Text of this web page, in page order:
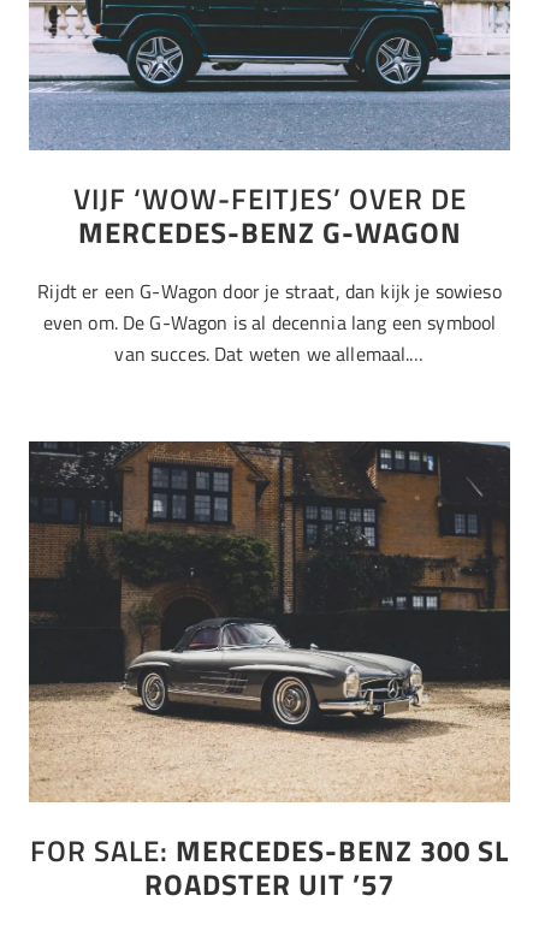
VIJF ‘WOW-FEITJES’ OVER DE
MERCEDES-BENZ G-WAGON
Rijdt er een G-Wagon door je straat, dan kijk je sowieso
even om. De G-Wagon is al decennia lang een symbool
van succes. Dat weten we allemaal.…
FOR SALE: MERCEDES-BENZ 300 SL
ROADSTER UIT ’57